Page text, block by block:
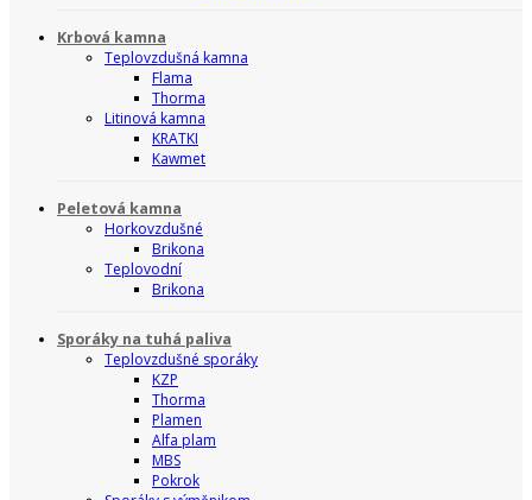
Krbová kamna
Teplovzdušná kamna
Flama
Thorma
Litinová kamna
KRATKI
Kawmet
Peletová kamna
Horkovzdušné
Brikona
Teplovodní
Brikona
Sporáky na tuhá paliva
Teplovzdušné sporáky
KZP
Thorma
Plamen
Alfa plam
MBS
Pokrok